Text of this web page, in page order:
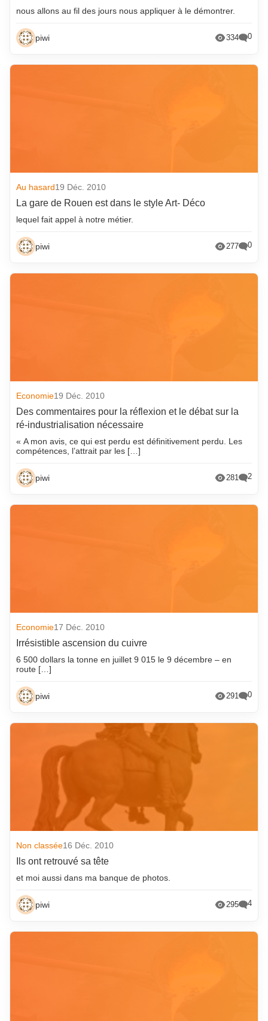
nous allons au fil des jours nous appliquer à le démontrer.
piwi 334 0
Au hasard19 Déc. 2010
La gare de Rouen est dans le style Art- Déco
lequel fait appel à notre métier.
piwi 277 0
Economie19 Déc. 2010
Des commentaires pour la réflexion et le débat sur la
ré-industrialisation nécessaire
« A mon avis, ce qui est perdu est définitivement perdu. Les
compétences, l’attrait par les […]
piwi 281 2
Economie17 Déc. 2010
Irrésistible ascension du cuivre
6 500 dollars la tonne en juillet 9 015 le 9 décembre – en
route […]
piwi 291 0
Non classée16 Déc. 2010
Ils ont retrouvé sa tête
et moi aussi dans ma banque de photos.
piwi 295 4